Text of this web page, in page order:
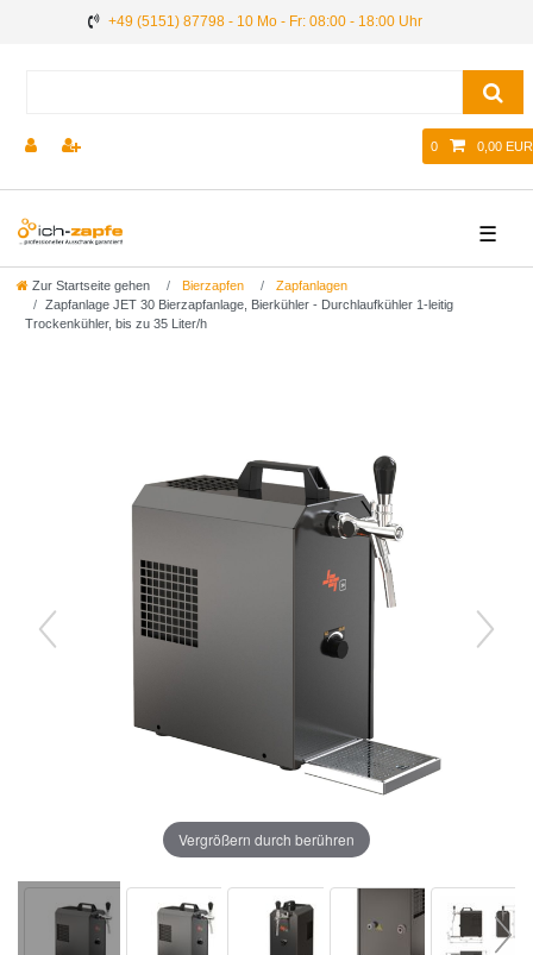
+49 (5151) 87798 - 10 Mo - Fr: 08:00 - 18:00 Uhr
0 0,00 EUR
☰
Zur Startseite gehen Bierzapfen
Zapfanlagen
Zapfanlage JET 30 Bierzapfanlage, Bierkühler - Durchlaufkühler 1-leitig
Trockenkühler, bis zu 35 Liter/h
Vergrößern durch berühren